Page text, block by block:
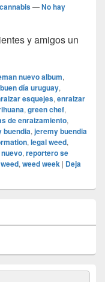
—No hay
y amigos un
nuevo album,
buen día uruguay,
esquejes, enraizar
, green chef,
de enraizamiento,
buendia, jeremy buendia
, legal weed,
nuevo, reportero se
weed, weed week | Deja